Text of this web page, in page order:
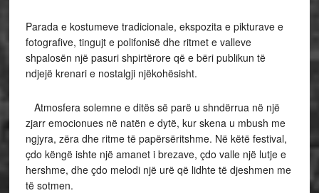
Parada e kostumeve tradicionale, ekspozita e pikturave e
fotografive, tingujt e polifonisë dhe ritmet e valleve
shpalosën një pasuri shpirtërore që e bëri publikun të
ndjejë krenari e nostalgji njëkohësisht.
Atmosfera solemne e ditës së parë u shndërrua në një
zjarr emocionues në natën e dytë, kur skena u mbush me
ngjyra, zëra dhe ritme të papërsëritshme. Në këtë festival,
çdo këngë ishte një amanet i brezave, çdo valle një lutje e
hershme, dhe çdo melodi një urë që lidhte të djeshmen me
të sotmen.